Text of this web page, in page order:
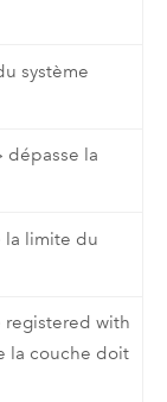
système
dépasse la
la limite du
registered with
la couche doit